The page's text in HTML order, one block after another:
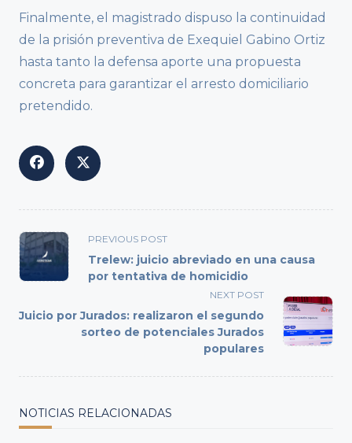
Finalmente, el magistrado dispuso la continuidad
de la prisión preventiva de Exequiel Gabino Ortiz
hasta tanto la defensa aporte una propuesta
concreta para garantizar el arresto domiciliario
pretendido.
<span
class="nav-
subtitle
reader-
text">Page</span>
PREVIOUS POST
Trelew: juicio abreviado en una causa
por tentativa de homicidio
NEXT POST
Juicio por Jurados: realizaron el segundo
sorteo de potenciales Jurados
populares
NOTICIAS RELACIONADAS